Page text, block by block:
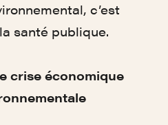
c’est
santé publique.
crise économique